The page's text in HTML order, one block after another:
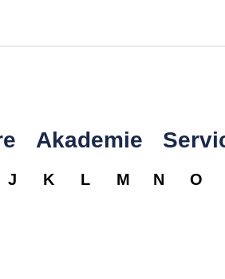
Akademie
J K L M N O